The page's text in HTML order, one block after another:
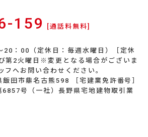
159 [通話料無料]
20：00（定休日：毎週水曜日）［定休
第2火曜日※変更となる場合がございま
フへお問い合わせください。
田市鼎名古熊598 ［宅建業免許番号］
6857号（一社）長野県宅地建物取引業